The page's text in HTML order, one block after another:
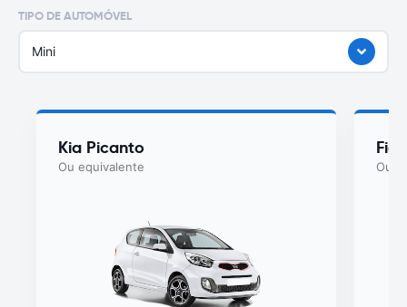
TIPO DE AUTOMÓVEL
Mini
Kia Picanto
Ou equivalente Ou